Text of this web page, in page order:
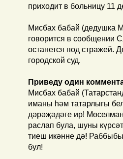
приходит в больницу 11
Мисбах бабай (дедушка
говорится в сообщении
останется под стражей.
городской суд.
Приведу один
Мисбах бабай
иманы һәм татарлыгы
дәрәҗәдәге ир!
раслап була, шуны
тиеш икәнне дә!
бул!